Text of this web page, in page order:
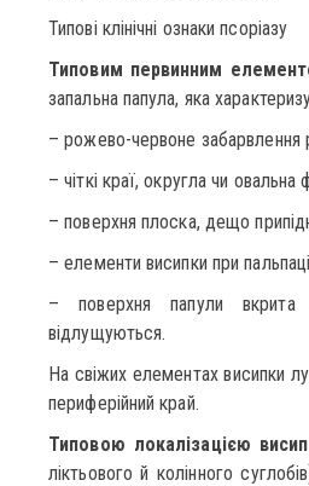
Типові клінічні ознаки псоріазу
Типовим первинним
запальна папула, яка
– рожево-червоне забарвлення
– чіткі краї, округла чи овальна
– поверхня плоска, дещо
– елементи висипки при
– поверхня папули вкрита
відлущуються.
На свіжих елементах висипки
периферійний край.
Типовою локалізацією
ліктьового й колінного